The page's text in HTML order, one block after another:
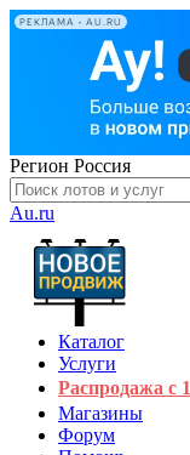
РЕКЛАМА • AU.RU
Регион Россия
Au.ru
Каталог
Услуги
Распродажа с 1
Магазины
Форум